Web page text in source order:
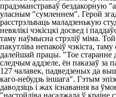
прадэманстраваў бездакорную
уласным "сумленнем". Герой
расстрэльваць маладзенькую
невялікі чэкісцкі досвед і
таму наўмысна стрэліў міма.
пакутліва непакоіў чэкіста,
далейшай працы. "Тое старанне
следчым аддзеле, ён паказаў за
127 чалавек, падведзеных да
каго-небудзь іншага". Гэтым
даводзіць і жах існавання ва
"настойліва насаджала ў краіне